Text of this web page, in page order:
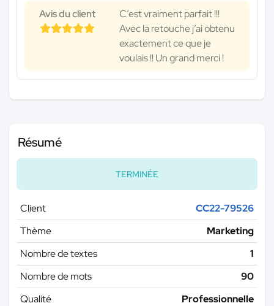
Avis du client
C’est vraiment parfait !!!
Avec la retouche j’ai obtenu
exactement ce que je
voulais !! Un grand merci !
Résumé
TERMINÉE
Client
CC22-79526
Thème
Marketing
Nombre de textes
1
Nombre de mots
90
Qualité
Professionnelle